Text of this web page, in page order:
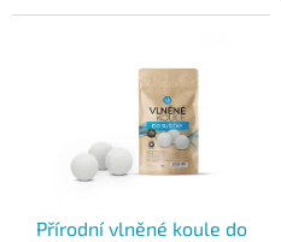
Přírodní vlněné koule do